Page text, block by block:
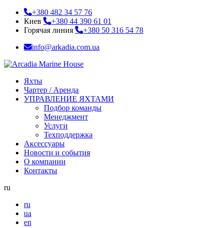
+380 482 34 57 76
Киев
+380 44 390 61 01
Горячая линия
+380 50 316 54 78
info@arkadia.com.ua
Яхты
Чартер / Аренда
УПРАВЛЕНИЕ ЯХТАМИ
Подбор команды
Менеджмент
Услуги
Техподдержка
Аксессуары
Новости и события
О компании
Контакты
ru
ru
ua
en